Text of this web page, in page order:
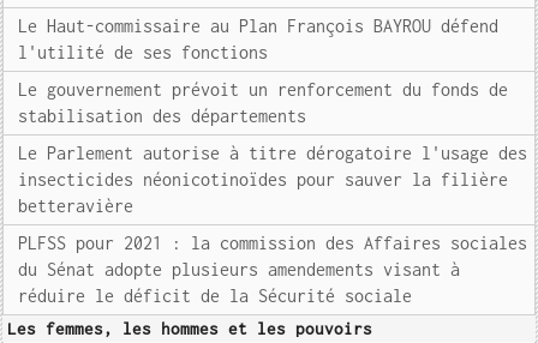
Le Haut-commissaire au Plan François BAYROU défend
l'utilité de ses fonctions
Le gouvernement prévoit un renforcement du fonds de
stabilisation des départements
Le Parlement autorise à titre dérogatoire l'usage des
insecticides néonicotinoïdes pour sauver la filière
betteravière
PLFSS pour 2021 : la commission des Affaires sociales
du Sénat adopte plusieurs amendements visant à
réduire le déficit de la Sécurité sociale
Les femmes, les hommes et les pouvoirs